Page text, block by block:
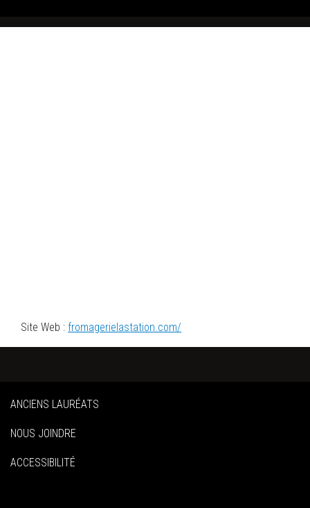
Site Web : fromagerielastation.com/
ANCIENS LAURÉATS
NOUS JOINDRE
ACCESSIBILITÉ